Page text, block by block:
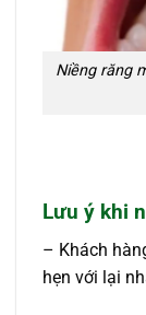
Niềng răng
Lưu ý khi
– Khách
hẹn với lại